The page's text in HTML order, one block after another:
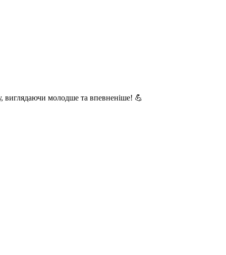
виглядаючи молодше та впевненіше! 💪